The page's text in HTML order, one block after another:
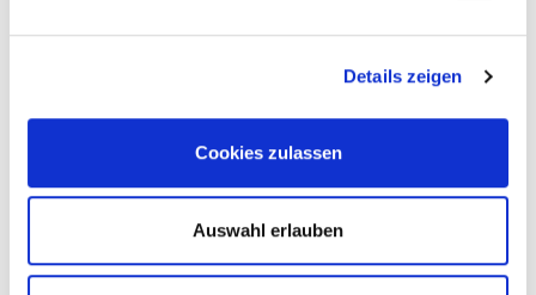
Details zeigen
Cookies zulassen
Auswahl erlauben
Zylinderkopfschrauben passend
für Mercedes-Benz, MAN
MEHR ERFAHREN